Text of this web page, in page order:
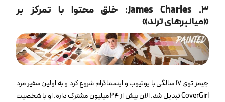
۳. James Charles: خلق محتوا با تمرکز بر
«میانبرهای ترند»
جیمز توی ۱۷ سالگی با یوتیوب و اینستاگرام شروع کرد و به اولین سفیر مرد
CoverGirl تبدیل شد. الان بیش از ۲۴ میلیون مشترک داره. او با شخصیت